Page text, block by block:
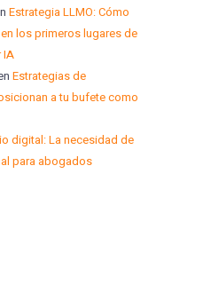
Estrategia LLMO: Cómo
los primeros lugares de
IA
Estrategias de
a tu bufete como
digital: La necesidad de
para abogados